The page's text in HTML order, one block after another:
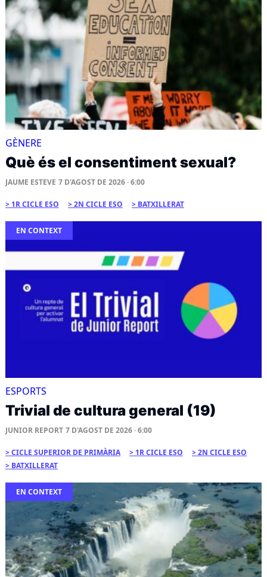
GÈNERE
Què és el consentiment sexual?
JAUME ESTEVE 7 D'AGOST DE 2026 · 6:00
1R CICLE ESO 2N CICLE ESO BATXILLERAT
EN CONTEXT
ESPORTS
Trivial de cultura general (19)
JUNIOR REPORT 7 D'AGOST DE 2026 · 6:00
CICLE SUPERIOR DE PRIMÀRIA 1R CICLE ESO
2N CICLE ESO
BATXILLERAT
EN CONTEXT